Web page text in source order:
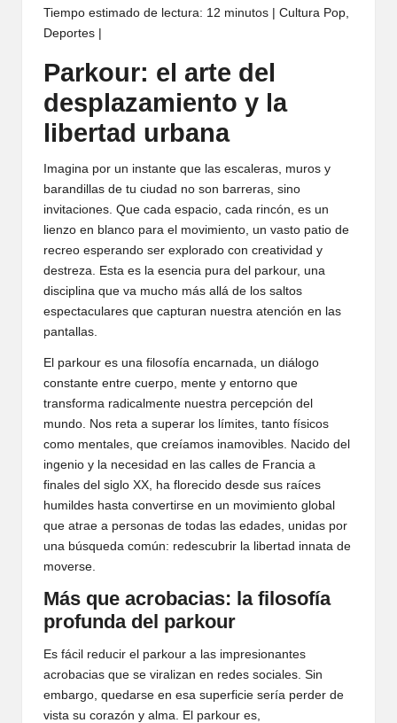
Tiempo estimado de lectura: 12 minutos | Cultura Pop,
Deportes |
Parkour: el arte del
desplazamiento y la
libertad urbana
Imagina por un instante que las escaleras, muros y
barandillas de tu ciudad no son barreras, sino
invitaciones. Que cada espacio, cada rincón, es un
lienzo en blanco para el movimiento, un vasto patio de
recreo esperando ser explorado con creatividad y
destreza. Esta es la esencia pura del parkour, una
disciplina que va mucho más allá de los saltos
espectaculares que capturan nuestra atención en las
pantallas.
El parkour es una filosofía encarnada, un diálogo
constante entre cuerpo, mente y entorno que
transforma radicalmente nuestra percepción del
mundo. Nos reta a superar los límites, tanto físicos
como mentales, que creíamos inamovibles. Nacido del
ingenio y la necesidad en las calles de Francia a
finales del siglo XX, ha florecido desde sus raíces
humildes hasta convertirse en un movimiento global
que atrae a personas de todas las edades, unidas por
una búsqueda común: redescubrir la libertad innata de
moverse.
Más que acrobacias: la filosofía
profunda del parkour
Es fácil reducir el parkour a las impresionantes
acrobacias que se viralizan en redes sociales. Sin
embargo, quedarse en esa superficie sería perder de
vista su corazón y alma. El parkour es,